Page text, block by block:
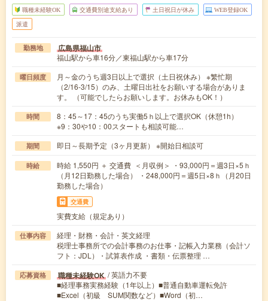
職種未経験OK 交通費別途支給あり 土日祝日が休み WEB登録OK
派遣
勤務地 広島県福山市
福山駅から車16分／東福山駅から車17分
曜日頻度
月～金のうち週3日以上で選択（土日祝休み） ※繁忙期
（2/16-3/15）のみ、土曜日出社をお願いする場合がありま
す。 （可能でしたらお願いします。お休みもOK！）
時間
8：45～17：45のうち実働5ｈ以上で選択OK（休憩1h）
※9：30や10：00スタートも相談可能…
期間 即日～長期予定（3ヶ月更新） ※開始日相談可
時給
時給 1,550円 ＋ 交通費 ＜月収例＞ ・93,000円＝週3日×5ｈ
（月12日勤務した場合） ・248,000円＝週5日×8ｈ（月20日
勤務した場合）
交通費
実費支給（規定あり）
仕事内容
経理・財務・会計・英文経理
税理士事務所での会計事務のお仕事・記帳入力業務（会計ソ
フト：JDL）・試算表作成 ・書類・伝票整理 …
応募資格 職種未経験OK / 英語力不要
■経理事務実務経験（1年以上）■普通自動車運転免許
■Excel（初級 SUM関数など）■Word（初…